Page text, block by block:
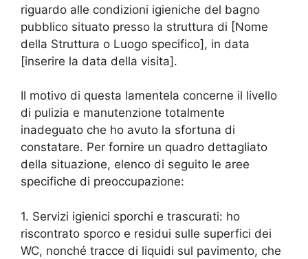
riguardo alle condizioni igieniche del bagno
pubblico situato presso la struttura di [Nome
della Struttura o Luogo specifico], in data
[inserire la data della visita].
Il motivo di questa lamentela concerne il livello
di pulizia e manutenzione totalmente
inadeguato che ho avuto la sfortuna di
constatare. Per fornire un quadro dettagliato
della situazione, elenco di seguito le aree
specifiche di preoccupazione:
1. Servizi igienici sporchi e trascurati: ho
riscontrato sporco e residui sulle superfici dei
WC, nonché tracce di liquidi sul pavimento, che